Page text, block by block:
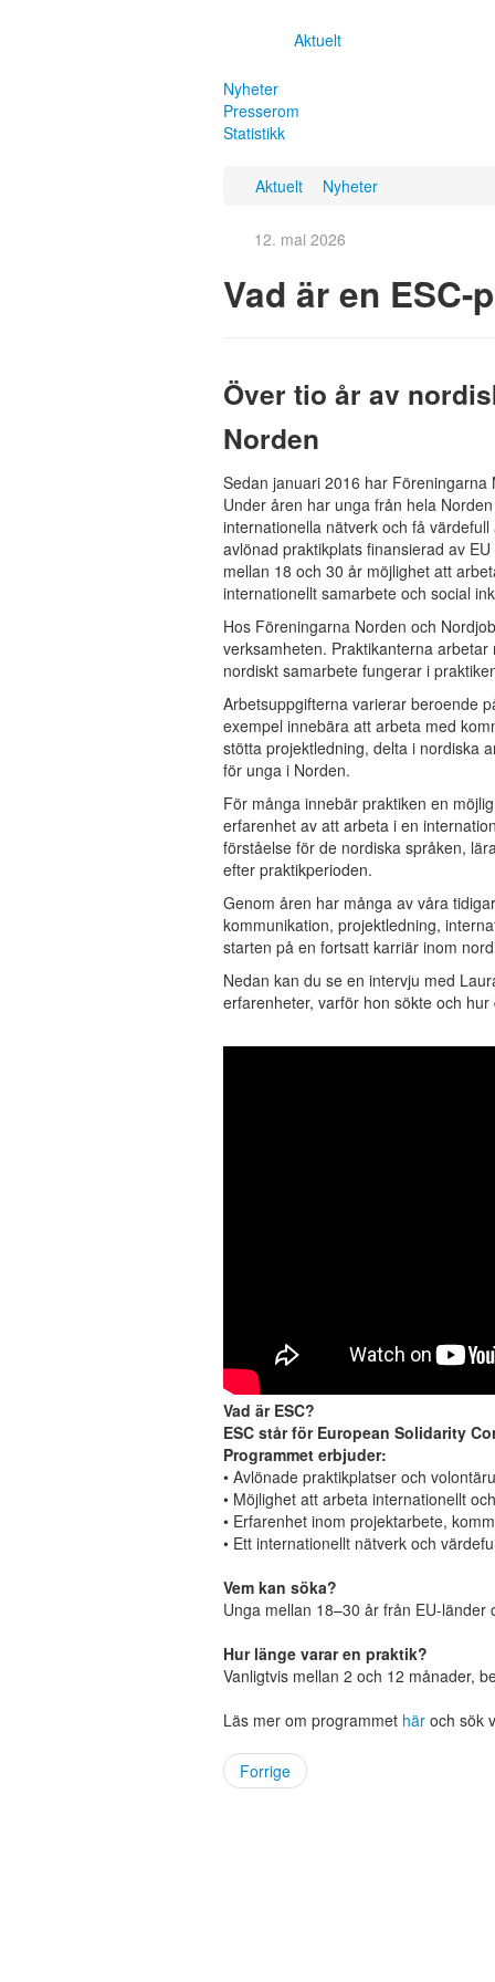
Aktuelt
Nyheter
Presserom
Statistikk
Aktuelt Nyheter
12. mai 2026
Vad är en ESC-
Över tio år av
Norden
Sedan januari 2016 har
Under åren har unga från hela
internationella nätverk och få
avlönad praktikplats finansierad av
mellan 18 och 30 år möjlighet att
internationellt samarbete och social
Hos Föreningarna Norden och
verksamheten. Praktikanterna
nordiskt samarbete fungerar i
Arbetsuppgifterna varierar beroende
exempel innebära att arbeta med
stötta projektledning, delta i nordiska
för unga i Norden.
För många innebär praktiken en
erfarenhet av att arbeta i en
förståelse för de nordiska språken,
efter praktikperioden.
Genom åren har många av våra
kommunikation, projektledning,
starten på en fortsatt karriär inom
Nedan kan du se en intervju med
erfarenheter, varför hon sökte och
Vad är ESC?
ESC står för European Solidarity
Programmet erbjuder:
• Avlönade praktikplatser och
• Möjlighet att arbeta internationellt
• Erfarenhet inom projektarbete,
• Ett internationellt nätverk och
Vem kan söka?
Unga mellan 18–30 år från EU-länder
Hur länge varar en praktik?
Vanligtvis mellan 2 och 12 månader,
Läs mer om programmet här och sök
Forrige